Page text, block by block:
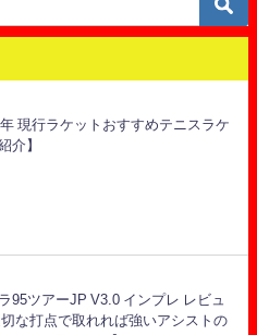
現行ラケットおすすめテニスラケ
介】
95ツアーJP V3.0 インプレ レビュ
な打点で取れれば強いアシストの